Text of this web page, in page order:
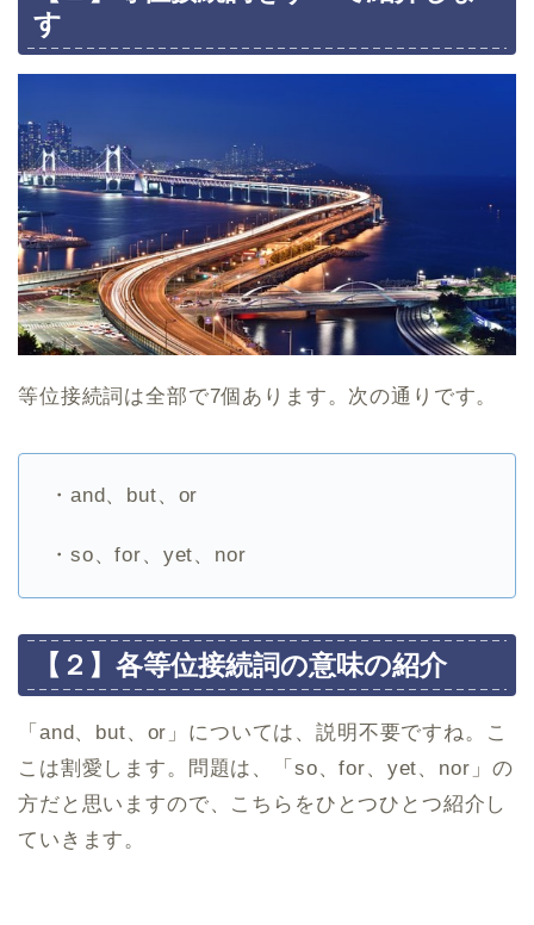
す
等位接続詞は全部で7個あります。次の通りです。
・and、but、or
・so、for、yet、nor
【２】各等位接続詞の意味の紹介
「and、but、or」については、説明不要ですね。こ
こは割愛します。問題は、「so、for、yet、nor」の
方だと思いますので、こちらをひとつひとつ紹介し
ていきます。